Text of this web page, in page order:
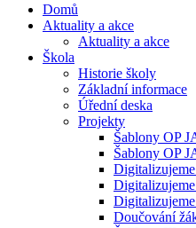
Domů
Aktuality a akce
Aktuality a akce
Škola
Historie školy
Základní informace
Úřední deska
Projekty
Šablony OP
Šablony OP
Doučování